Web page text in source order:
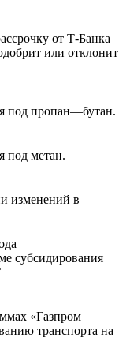
от Т-Банка
или отклонит
под пропан—бутан.
под метан.
изменений в
субсидирования
«Газпром
транспорта на